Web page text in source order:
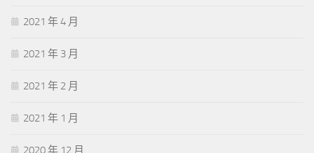
2021 年 4 月
2021 年 3 月
2021 年 2 月
2021 年 1 月
2020 年 12 月